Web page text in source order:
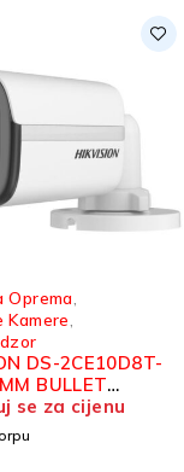
Oprema
Kamere
DS-2CE10D8T-
BULLET
2MP
se za cijenu